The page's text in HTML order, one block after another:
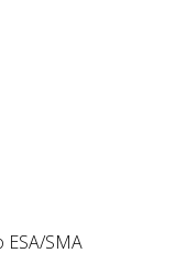
ESA/SMA